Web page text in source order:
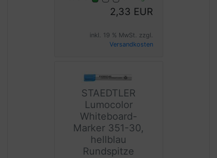
2,33 EUR
inkl. 19 % MwSt. zzgl.
Versandkosten
STAEDTLER
Lumocolor
Whiteboard-
Marker 351-30,
hellblau
Rundspitze